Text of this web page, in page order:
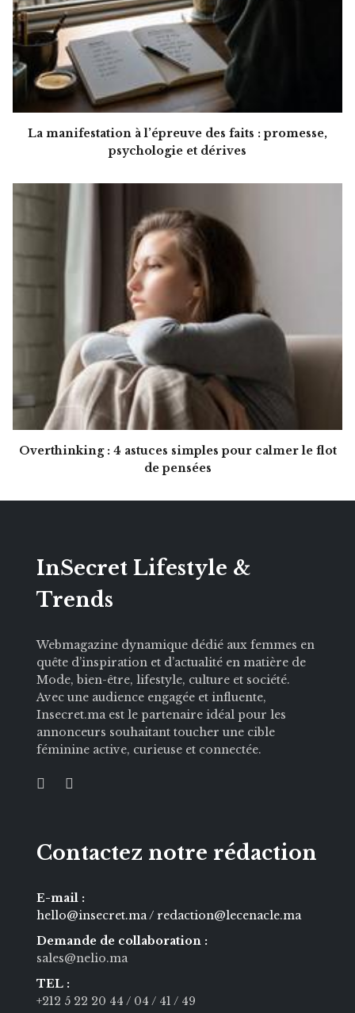
La manifestation à l’épreuve des faits : promesse,
psychologie et dérives
Overthinking : 4 astuces simples pour calmer le flot
de pensées
InSecret Lifestyle &
Trends
Webmagazine dynamique dédié aux femmes en
quête d’inspiration et d’actualité en matière de
Mode, bien-être, lifestyle, culture et société.
Avec une audience engagée et influente,
Insecret.ma est le partenaire idéal pour les
annonceurs souhaitant toucher une cible
féminine active, curieuse et connectée.
Contactez notre rédaction
E-mail :
hello@insecret.ma / redaction@lecenacle.ma
Demande de collaboration :
sales@nelio.ma
TEL :
+212 5 22 20 44 / 04 / 41 / 49